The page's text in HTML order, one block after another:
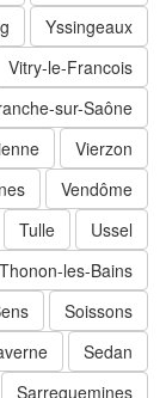
Yssingeaux
Vitry-le-Francois
sur-Saône
Vierzon
Vienne
Vendôme
Vannes
Ussel
Tulle
Thonon-les-Bains
Soissons
Sens
Sedan
Saverne
Sarreguemines